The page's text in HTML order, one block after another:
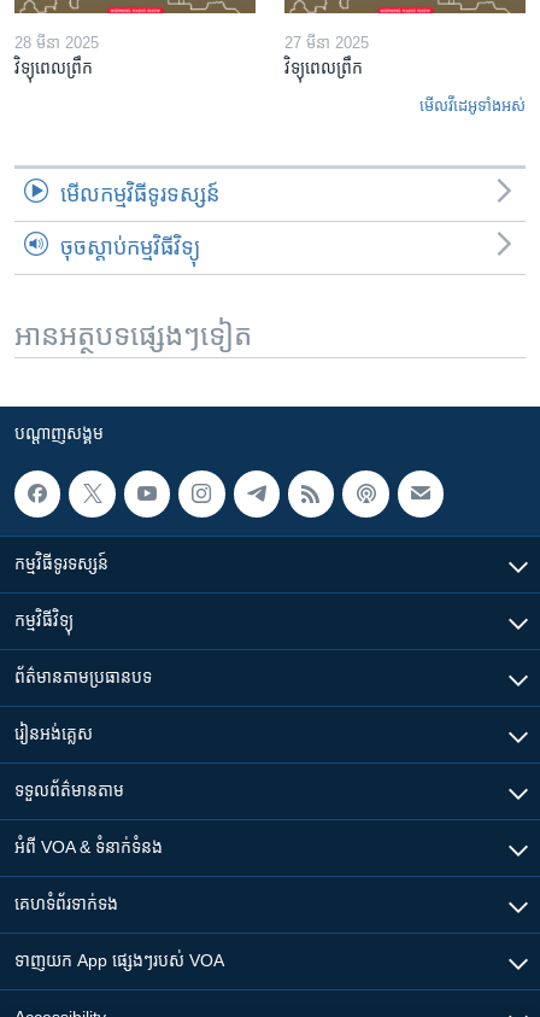
28 មីនា 2025
វិទ្យុពេលព្រឹក
27 មីនា 2025
វិទ្យុពេលព្រឹក
មើល​វីដេអូ​ទាំង​អស់
មើល​កម្មវិធី​ទូរទស្សន៍
ចុចស្តាប់កម្មវិធីវិទ្យុ
អានអត្ថបទផ្សេងៗទៀត
បណ្តាញ​សង្គម
កម្មវិធី​ទូរទស្សន៍
កម្មវិធី​វិទ្យុ
ព័ត៌មាន​តាមប្រធានបទ​
រៀន​​អង់គ្លេស
ទទួល​ព័ត៌មាន​តាម
អំពី​ VOA & ទំនាក់ទំនង
គេហទំព័រ​​ទាក់ទង
ទាញយក​ App ផ្សេងៗ​របស់​ VOA